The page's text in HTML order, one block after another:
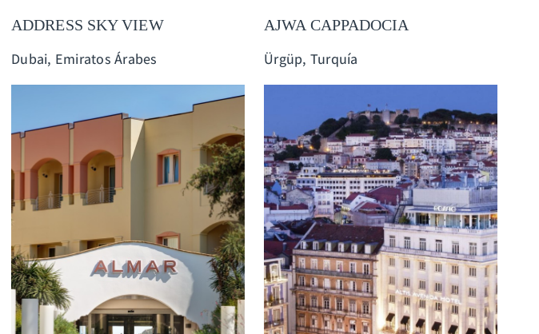
ADDRESS SKY VIEW
Dubai, Emiratos Árabes
AJWA CAPPADOCIA
Ürgüp, Turquía